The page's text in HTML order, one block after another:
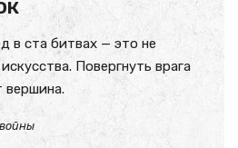
в ста битвах — это не
Повергнуть врага
вершина.